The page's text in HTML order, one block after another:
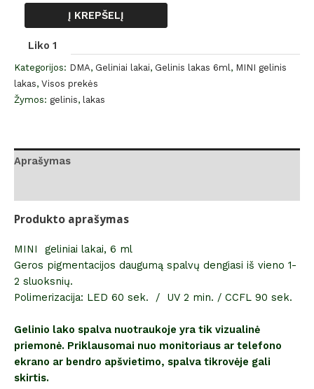
Į KREPŠELĮ
Liko 1
Kategorijos: DMA, Geliniai lakai, Gelinis lakas 6ml , MINI gelinis
lakas, Visos prekės
Žymos: gelinis, lakas
Aprašymas
Produkto aprašymas
MINI geliniai lakai, 6 ml
Geros pigmentacijos daugumą spalvų dengiasi iš vieno 1-
2 sluoksnių.
Polimerizacija: LED 60 sek. / UV 2 min. / CCFL 90 sek.
Gelinio lako spalva nuotraukoje yra tik vizualinė
priemonė. Priklausomai nuo monitoriaus ar telefono
ekrano ar bendro apšvietimo, spalva tikrovėje gali
skirtis.